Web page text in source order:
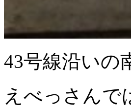
43号線沿いの
えべっさんで